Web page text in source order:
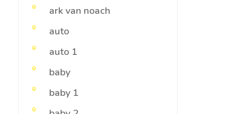
ark van noach
auto
auto 1
baby
baby 1